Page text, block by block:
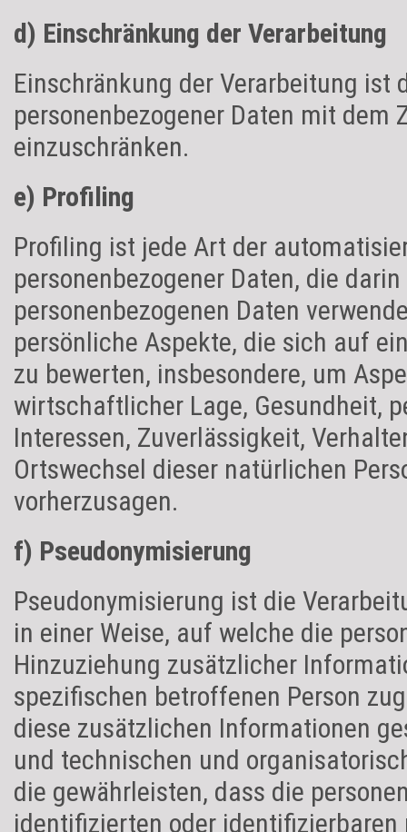
d) Einschränkung der Verarbeitung
Einschränkung der Verarbeitung ist
personenbezogener Daten mit
einzuschränken.
e) Profiling
Profiling ist jede Art der
personenbezogener Daten, die
personenbezogenen Daten
persönliche Aspekte, die sich auf
zu bewerten, insbesondere, um
wirtschaftlicher Lage, Gesundheit,
Interessen, Zuverlässigkeit,
Ortswechsel dieser natürlichen
vorherzusagen.
f) Pseudonymisierung
Pseudonymisierung ist die
in einer Weise, auf welche die
Hinzuziehung zusätzlicher
spezifischen betroffenen Person
diese zusätzlichen Informationen
und technischen und
die gewährleisten, dass die
identifizierten oder